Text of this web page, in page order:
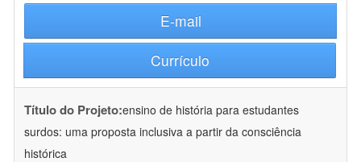
E-mail
Currículo
Título do Projeto:ensino de história para estudantes
surdos: uma proposta inclusiva a partir da consciência
histórica